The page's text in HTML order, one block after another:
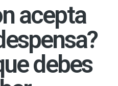
acepta
debes